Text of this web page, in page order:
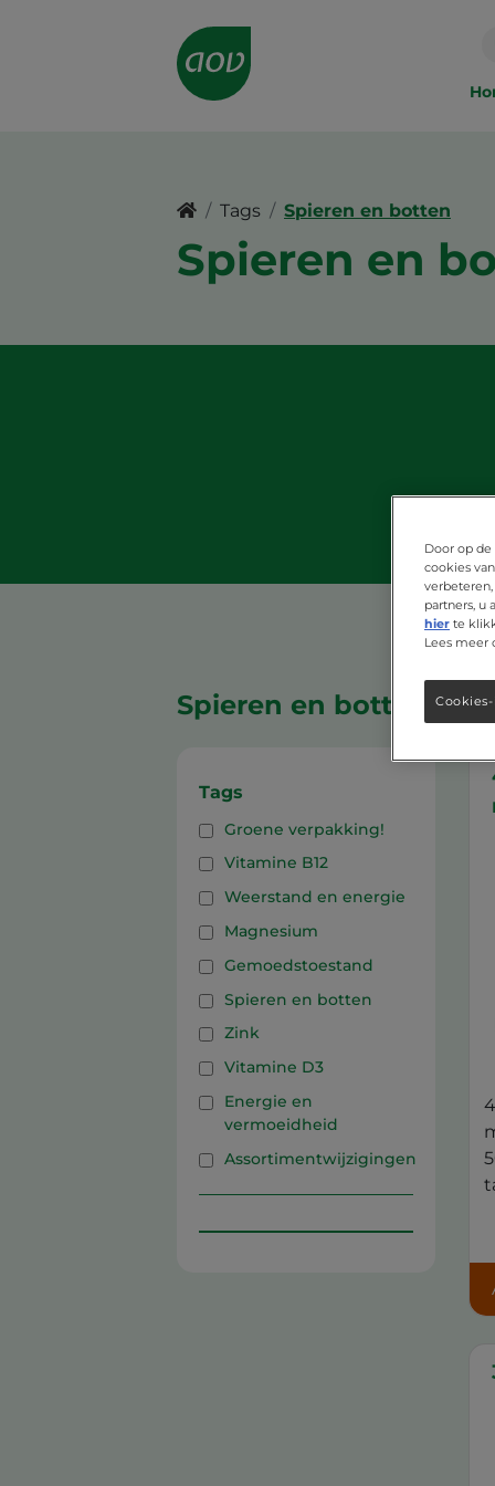
navigation
Tags Spieren en botten
Spieren en
Spieren en botten
Tags
Groene verpakking!
Vitamine B12
Weerstand en energie
Magnesium
Gemoedstoestand
Spieren en botten
Zink
Vitamine D3
Energie en
vermoeidheid
Assortimentwijzigingen
Door op
cookies
partners, u
hier te
Lees meer